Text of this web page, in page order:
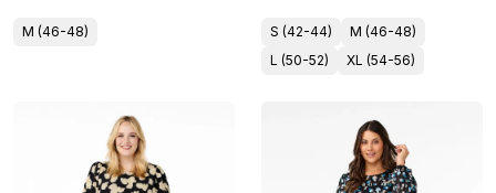
M (46-48) S (42-44)
M (46-48)
L (50-52)
XL (54-56)